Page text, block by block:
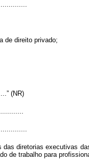
de direito privado;
(NR)
diretorias executivas
de trabalho para